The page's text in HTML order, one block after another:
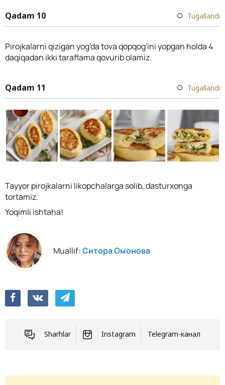
Qadam 10 Tugallandi
Pirojkalarni qizigan yog'da tova qopqog'ini yopgan holda 4
daqiqadan ikki taraflama qovurib olamiz.
Qadam 11 Tugallandi
Tayyor pirojkalarni likopchalarga solib, dasturxonga
tortamiz.
Yoqimli ishtaha!
Muallif:Ситора Омонова
Sharhlar Instagram Telegram-канал